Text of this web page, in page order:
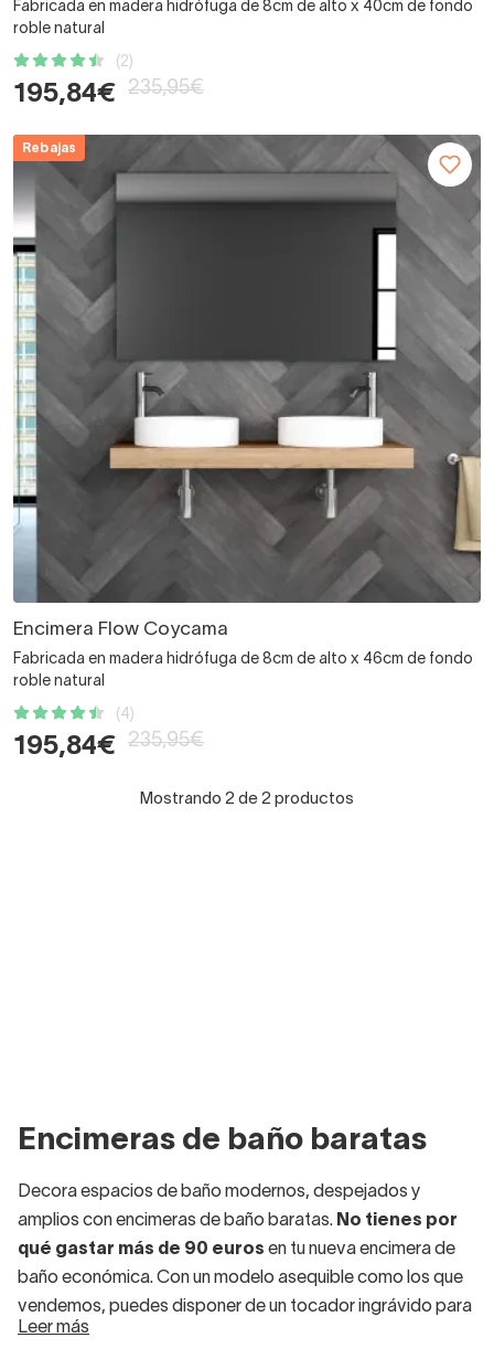
Fabricada en madera hidrófuga de 8cm de alto x 40cm de fondo
roble natural
(2)
195,84€ 235,95€
Rebajas
Encimera Flow Coycama
Fabricada en madera hidrófuga de 8cm de alto x 46cm de fondo
roble natural
(4)
195,84€ 235,95€
Mostrando 2 de 2 productos
Encimeras de baño baratas
Decora espacios de baño modernos, despejados y
amplios con encimeras de baño baratas. No tienes por
qué gastar más de 90 euros en tu nueva encimera de
baño económica. Con un modelo asequible como los que
vendemos, puedes disponer de un tocador ingrávido para
completar después con un
Leer más